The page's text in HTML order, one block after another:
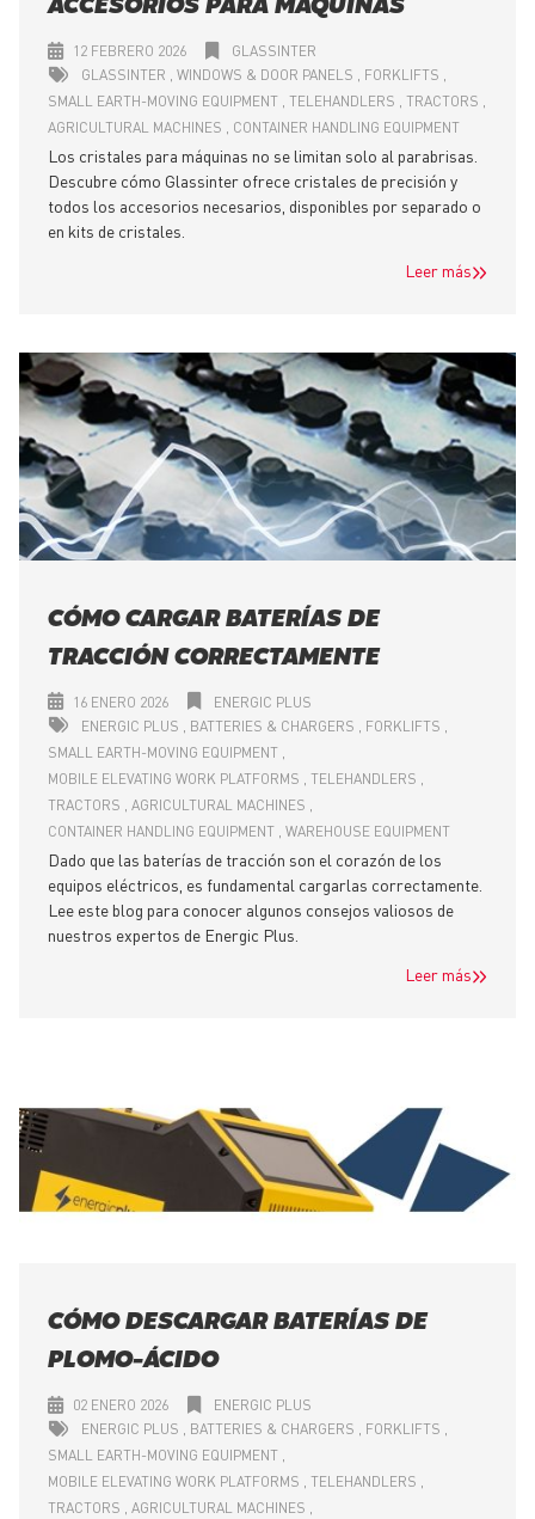
ACCESORIOS PARA MÁQUINAS
12 FEBRERO 2026
GLASSINTER
GLASSINTER
WINDOWS & DOOR PANELS
FORKLIFTS
SMALL EARTH-MOVING EQUIPMENT TELEHANDLERS
TRACTORS
AGRICULTURAL MACHINES
CONTAINER HANDLING EQUIPMENT
Los cristales para máquinas no se limitan solo al parabrisas.
Descubre cómo Glassinter ofrece cristales de precisión y
todos los accesorios necesarios, disponibles por separado o
en kits de cristales.
Leer más
CÓMO CARGAR BATERÍAS DE
TRACCIÓN CORRECTAMENTE
16 ENERO 2026
ENERGIC PLUS
ENERGIC PLUS
BATTERIES & CHARGERS
FORKLIFTS
SMALL EARTH-MOVING EQUIPMENT
MOBILE ELEVATING WORK PLATFORMS
TELEHANDLERS
TRACTORS
AGRICULTURAL MACHINES
CONTAINER HANDLING EQUIPMENT WAREHOUSE EQUIPMENT
Dado que las baterías de tracción son el corazón de los
equipos eléctricos, es fundamental cargarlas correctamente.
Lee este blog para conocer algunos consejos valiosos de
nuestros expertos de Energic Plus.
Leer más
CÓMO DESCARGAR BATERÍAS DE
PLOMO-ÁCIDO
02 ENERO 2026
ENERGIC PLUS
ENERGIC PLUS
BATTERIES & CHARGERS
FORKLIFTS
SMALL EARTH-MOVING EQUIPMENT
MOBILE ELEVATING WORK PLATFORMS
TELEHANDLERS
TRACTORS
AGRICULTURAL MACHINES